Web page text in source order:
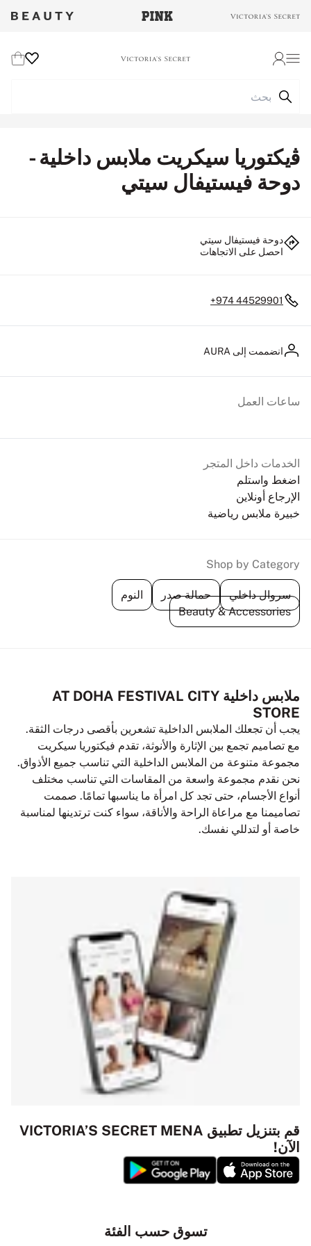
ﭬيكتوريا سيكريت ملابس داخلية -
دوحة فيستيفال سيتي
دوحة فيستيفال سيتي
احصل على الاتجاهات
+974 44529901
انضممت إلى AURA
الخدمات داخل المتجر
اضغط واستلم
الإرجاع أونلاين
خبيرة ملابس رياضية
ساعات العمل
Shop by Category
سروال داخلي حمالة صدر
النوم
Beauty & Accessories
ملابس داخلية AT DOHA FESTIVAL CITY
STORE
يجب أن تجعلك الملابس الداخلية تشعرين بأقصى درجات الثقة.
مع تصاميم تجمع بين الإثارة والأنوثة، تقدم فيكتوريا سيكريت
مجموعة متنوعة من الملابس الداخلية التي تناسب جميع الأذواق.
نحن نقدم مجموعة واسعة من المقاسات التي تناسب مختلف
أنواع الأجسام، حتى تجد كل امرأة ما يناسبها تمامًا. صممت
تصاميمنا مع مراعاة الراحة والأناقة، سواء كنت ترتدينها لمناسبة
خاصة أو لتدللي نفسك.
قم بتنزيل تطبيق VICTORIA’S SECRET MENA
الآن!
تسوق حسب الفئة